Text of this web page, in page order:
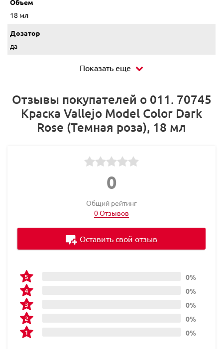
Объем
18 мл
Дозатор
да
Показать еще
Отзывы покупателей о 011. 70745
Краска Vallejo Model Color Dark
Rose (Темная роза), 18 мл
0
Общий рейтинг
0 Отзывов
0%
0%
0%
0%
0%
Оставить свой отзыв